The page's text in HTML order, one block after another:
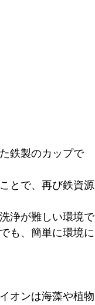
鉄製のカップで
とで、再び鉄資源
浄が難しい環境で
も、簡単に環境に
オンは海藻や植物